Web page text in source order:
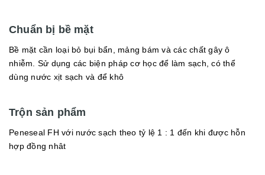
Chuẩn bị bề mặt
Bề mặt cần loại bỏ bụi bẩn, mảng bám và các chất gây ô
nhiễm. Sử dụng các biện pháp cơ học để làm sạch, có thể
dùng nước xịt sạch và để khô
Trộn sản phẩm
Peneseal FH với nước sạch theo tỷ lệ 1 : 1 đến khi được hỗn
hợp đồng nhât